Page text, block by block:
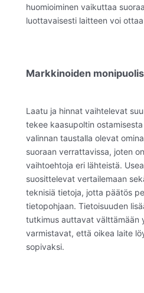
huomioiminen vaikuttaa
luottavaisesti laitteen voi
Markkinoiden
Laatu ja hinnat vaihtelevat
tekee kaasupoltin
valinnan taustalla olevat
suoraan verrattavissa, joten
vaihtoehtoja eri lähteistä.
suosittelevat vertailemaan
teknisiä tietoja, jotta päätös
tietopohjaan. Tietoisuuden
tutkimus auttavat välttämään
varmistavat, että oikea laite
sopivaksi.